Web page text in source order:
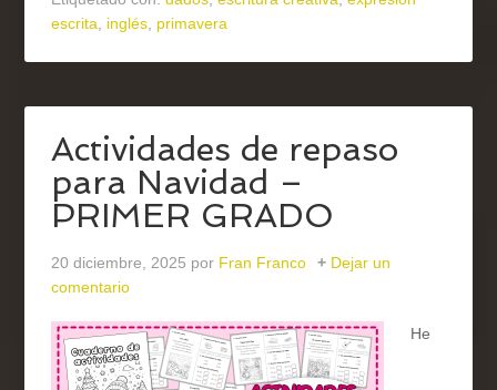
escrita, inglés, primavera
Actividades de repaso
para Navidad –
PRIMER GRADO
20 diciembre, 2025 por Fran Franco
Dejar un
comentario
He